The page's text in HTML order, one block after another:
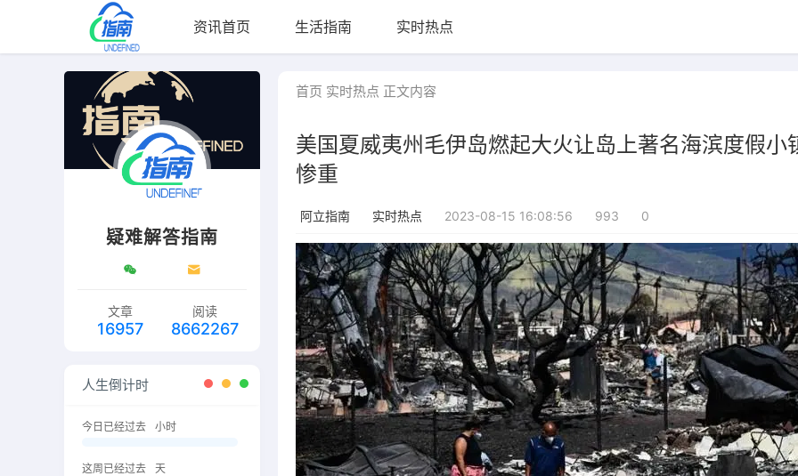
资讯首页 生活指南 实时热点
疑难解答指南
文章
16957
阅读
8662267
人生倒计时
今日已经过去 小时
这周已经过去 天
首页 实时热点 正文内容
美国夏威夷州毛伊岛燃起大火让岛上著名海滨度假小
惨重
阿立指南 实时热点 2023-08-15 16:08:56 993 0